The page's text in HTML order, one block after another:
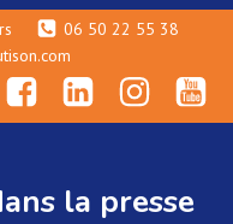
06 50 22 55 38
la presse